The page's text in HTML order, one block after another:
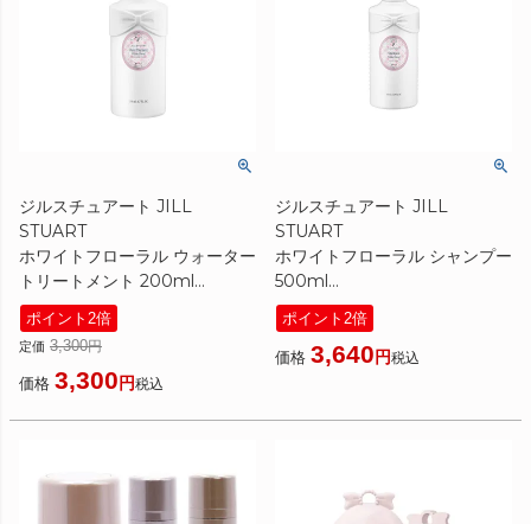
ジルスチュアート JILL
STUART
ホワイトフローラル ウォーター
トリートメント 200ml
[ トリートメント ] ☆新入荷07
ポイント2倍
定価 3,300
価格 3,300 税込
ジルスチュアート JILL
STUART
ホワイトフローラル シャンプー
500ml
[ シャンプー ] ☆新入荷07
ポイント2倍
価格 3,640 税込